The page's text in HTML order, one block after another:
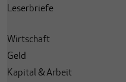
Leserbriefe
Wirtschaft
Geld
Kapital & Arbeit